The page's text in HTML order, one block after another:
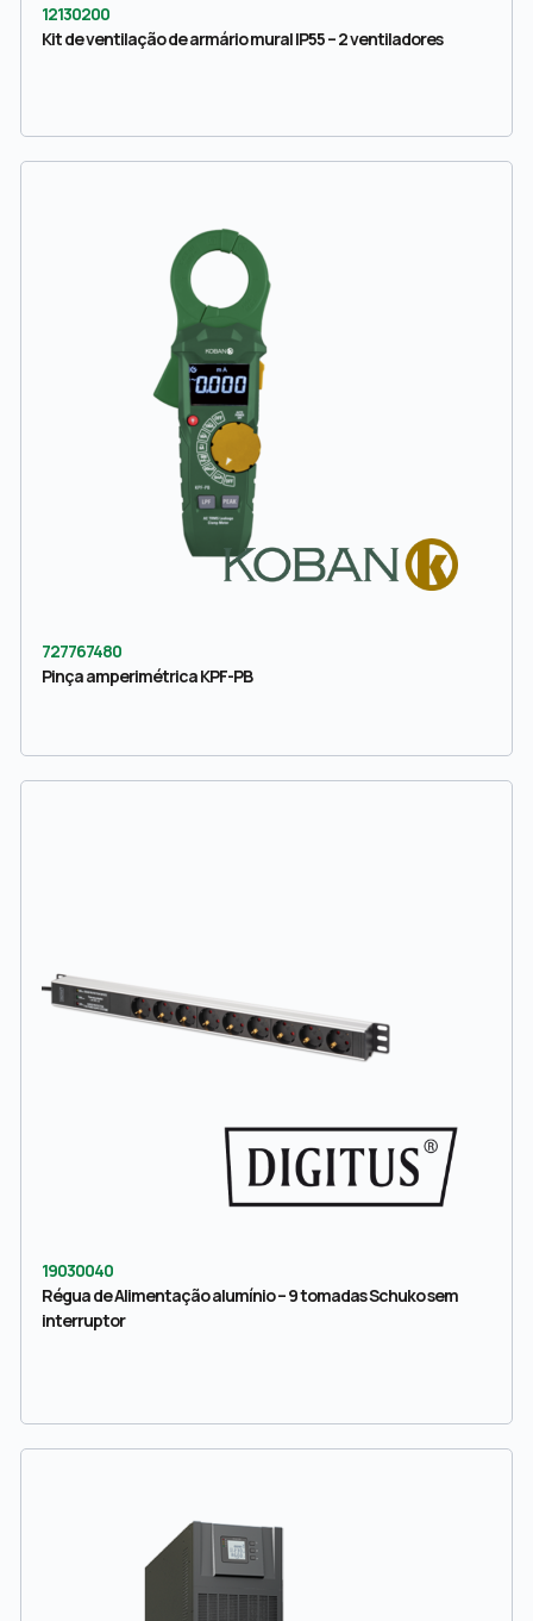
12130200
Kit de ventilação de armário mural IP55 – 2 ventiladores
727767480
Pinça amperimétrica KPF-PB
19030040
Régua de Alimentação alumínio – 9 tomadas Schuko sem
interruptor